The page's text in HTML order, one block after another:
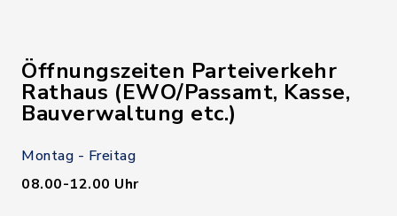
Öffnungszeiten Parteiverkehr
Rathaus (EWO/Passamt, Kasse,
Bauverwaltung etc.)
Montag - Freitag
08.00-12.00 Uhr